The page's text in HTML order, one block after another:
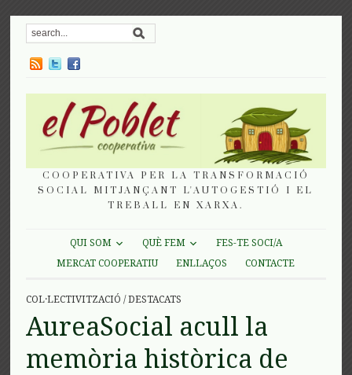
COOPERATIVA PER LA TRANSFORMACIÓ
SOCIAL MITJANÇANT L'AUTOGESTIÓ I EL
TREBALL EN XARXA.
QUI SOM QUÈ FEM
FES-TE SOCI/A
MERCAT COOPERATIU
ENLLAÇOS CONTACTE
COL·LECTIVITZACIÓ /DESTACATS
AureaSocial acull la
memòria històrica de